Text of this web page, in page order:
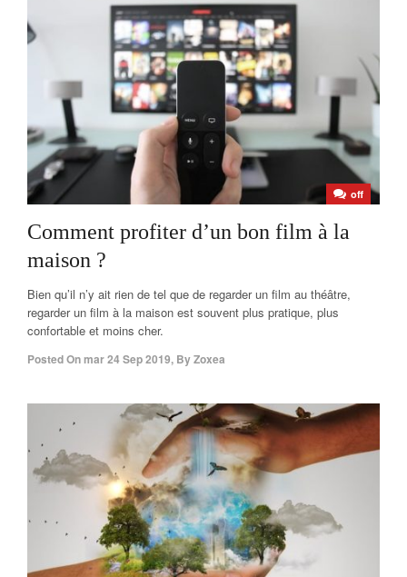
off
Comment profiter d’un bon film à la
maison ?
Bien qu’il n’y ait rien de tel que de regarder un film au théâtre,
regarder un film à la maison est souvent plus pratique, plus
confortable et moins cher.
Posted Onmar 24 Sep 2019, ByZoxea